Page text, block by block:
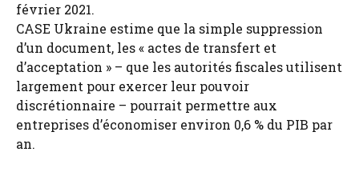
février 2021.
CASE Ukraine estime que la simple suppression
d’un document, les « actes de transfert et
d’acceptation » – que les autorités fiscales utilisent
largement pour exercer leur pouvoir
discrétionnaire – pourrait permettre aux
entreprises d’économiser environ 0,6 % du PIB par
an.